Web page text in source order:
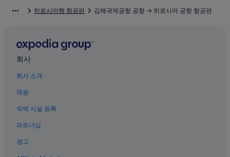
미하라 스나미 역 근처 호텔
오쿠노시마 섬의 아침 식사 제공 호텔
오쿠노시마 섬의 Kyukamura 호텔
오사키카미지마정의 료칸
오쿠노시마 섬의 4성급 호텔
오쿠노시마 섬 독가스 박물관 근처 호텔
히가시히로시마의 4성급 호텔
다케하라 아키나가하마 역의 게스트하우스
히로시마행 항공편 김해국제공항 공항 → 히로시마 공항 항공편
회사
회사 소개
채용
숙박 시설 등록
파트너십
광고